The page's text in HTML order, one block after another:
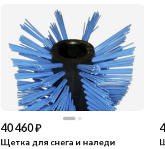
40 460₽
Щетка для снега и наледи